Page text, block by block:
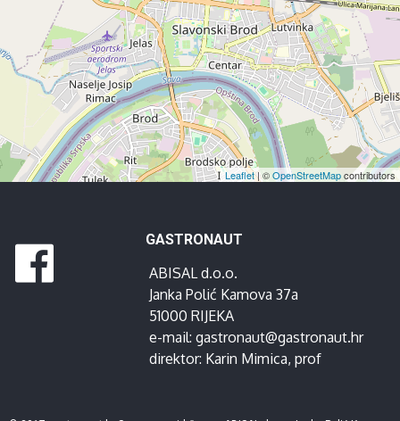
Leaflet| ©OpenStreetMapcontributors
GASTRONAUT
ABISAL d.o.o.
Janka Polić Kamova 37a
51000 RIJEKA
e-mail: gastronaut@gastronaut.hr
direktor: Karin Mimica, prof